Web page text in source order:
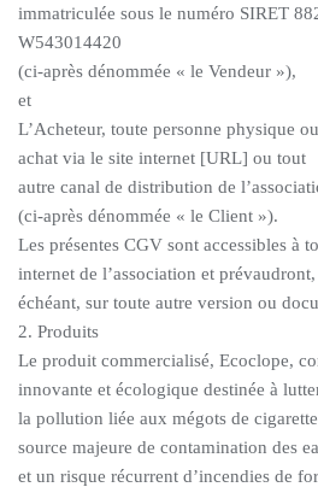
immatriculée sous le numéro SIRET
W543014420
(ci-après dénommée « le Vendeur »),
et
L’Acheteur, toute personne physique
achat via le site internet [URL] ou tout
autre canal de distribution de
(ci-après dénommée « le Client »).
Les présentes CGV sont accessibles à
internet de l’association et
échéant, sur toute autre version ou
2. Produits
Le produit commercialisé, Ecoclope,
innovante et écologique destinée à
la pollution liée aux mégots de
source majeure de contamination des
et un risque récurrent d’incendies de